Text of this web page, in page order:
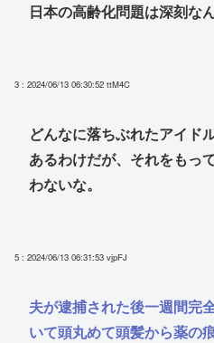
日本の高齢化問題は深刻なん
3 : 2024/06/13 06:30:52 ttM4C
どんなに落ちぶれたアイド
あるわけだが、それをもっ
わないな。
5 : 2024/06/13 06:31:53 vjpFJ
夫が逮捕された後一週間完
いて頭丸めて頭髪から薬の